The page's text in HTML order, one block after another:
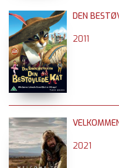
DEN
2011
2021